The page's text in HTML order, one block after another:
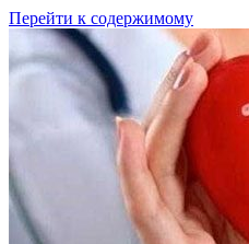
Перейти к содержимому